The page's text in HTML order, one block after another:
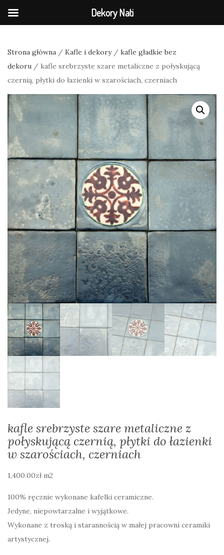
Strona główna / Kafle i dekory/ kafle gładkie bez
dekoru / kafle srebrzyste szare metaliczne z połyskującą
czernią, płytki do łazienki w szarościach, czerniach
kafle srebrzyste szare metaliczne z
połyskującą czernią, płytki do łazienki
w szarościach, czerniach
1,400.00zł m2
100% ręcznie wykonane kafelki ceramiczne.
Jedyne, niepowtarzalne i wyjątkowe.
Wykonane z troską i starannością w małej pracowni ceramiki
artystycznej.
Dekory Nati